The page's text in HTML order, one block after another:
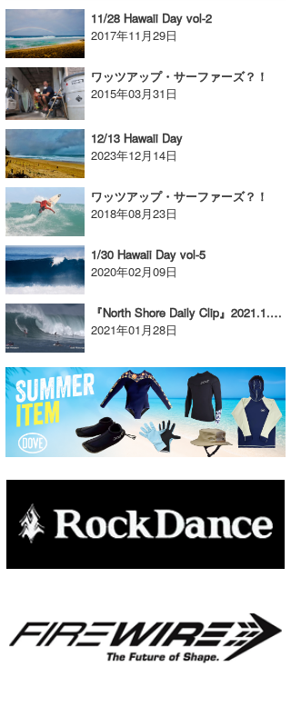
11/28 Hawaii Day vol-2
2017年11月29日
ワッツアップ・サーファーズ？！
2015年03月31日
12/13 Hawaii Day
2023年12月14日
ワッツアップ・サーファーズ？！
2018年08月23日
1/30 Hawaii Day vol-5
2020年02月09日
『North Shore Daily Clip』2021.1.16 @ Waimea 今冬１番のビゲストデイ、２０ftオーバーでのワイメアセッション。
2021年01月28日
MIN
mitz
OYZ
S.K
Soulman
VAGY
waka☆=
YUKI☆
たっちー
まっきー
三輪予報士
上田純子
SancheZ